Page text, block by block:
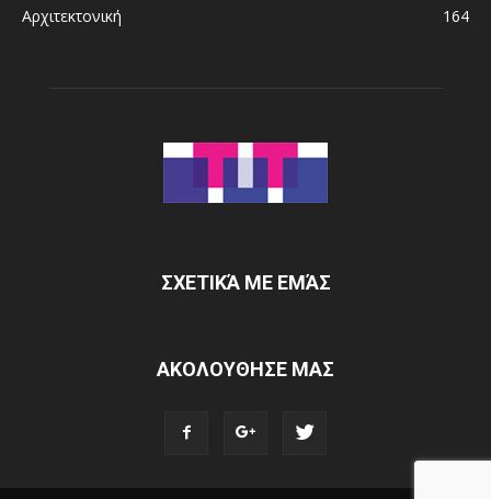
Αρχιτεκτονική
164
ΣΧΕΤΙΚΆ ΜΕ ΕΜΆΣ
ΑΚΟΛΟΥΘΗΣΕ ΜΑΣ